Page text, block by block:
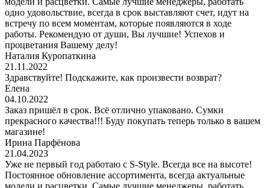
одно удовольствие, всегда в срок выставляют счет, идут на
встречу по всем моментам, которые появляются в ходе
работы. Рекомендую от души, Вы лучшие! Успехов и
процветания Вашему делу!
Наталия Куропаткина
21.11.2022
Здравствуйте! Подскажите, как произвести возврат?
Елена
04.10.2022
Заказ пришёл в срок. Всё отлично упаковано. Сумки
прекрасного качества!!! Буду покупать теперь только в вашем
магазине!
Ирина Парфёнова
21.04.2023
Уже не первый год работаю с S-Style. Всегда все на высоте!
Постоянное обновление ассортимента, всегда актуальные
модели и расцветки. Самые лучшие менеджеры, работать